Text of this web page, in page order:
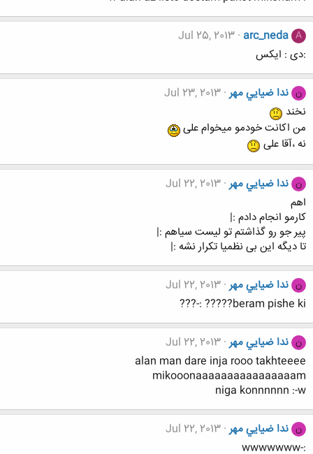
A
arc_neda
Jul 25, 2013
:دی : ایکس
ن ندا ضيايي مهر Jul 23, 2013
نخند
من اکانت خودمو میخوام علی
نه ،آقا علی
ن ندا ضيايي مهر Jul 22, 2013
اهم
کارمو انجام دادم :|
پیر جو رو گذاشتم تو لیست سیاهم :|
تا دیگه این بی نظمیا تکرار نشه :|
ن ندا ضيايي مهر Jul 22, 2013
beram pishe ki????? :-???
ن ندا ضيايي مهر Jul 22, 2013
alan man dare inja rooo takhteeee
mikooonaaaaaaaaaaaaaaaam
niga konnnnnn :-w
ن ندا ضيايي مهر Jul 22, 2013
:-wwwwwww